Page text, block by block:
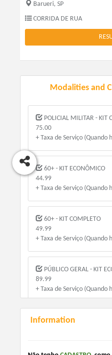
Barueri, SP
CORRIDA DE RUA
Modalities and
POLICIAL MILITAR - KIT
75.00
+ Taxa de Serviço (Quando
60+ - KIT ECONÔMICO
44.99
+ Taxa de Serviço (Quando
60+ - KIT COMPLETO
49.99
+ Taxa de Serviço (Quando
PÚBLICO GERAL - KIT
89.99
+ Taxa de Serviço (Quando
PÚBLICO GERAL - KIT
Information